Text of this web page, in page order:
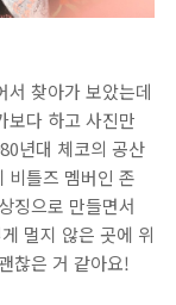
서 찾아가 보았는데
보다 하고 사진만
년대 체코의 공산
비틀즈 멤버인 존
징으로 만들면서
멀지 않은 곳에 위
찮은 거 같아요!